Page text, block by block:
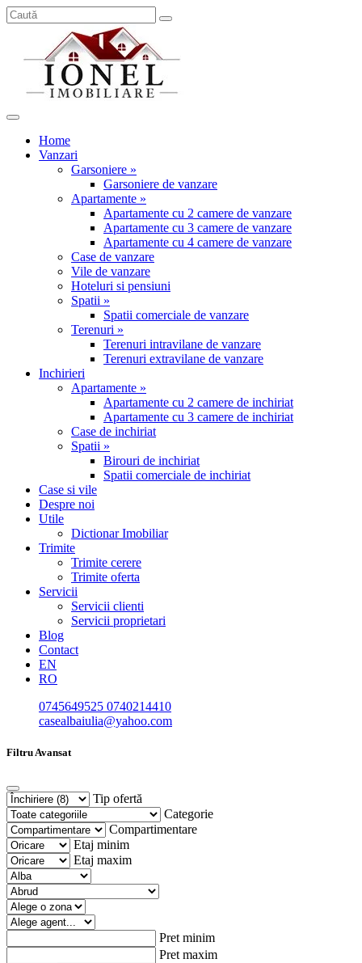
Home
Vanzari
Garsoniere »
Garsoniere de vanzare
Apartamente »
Apartamente cu 2 camere de vanzare
Apartamente cu 3 camere de vanzare
Apartamente cu 4 camere de vanzare
Case de vanzare
Vile de vanzare
Hoteluri si pensiuni
Spatii »
Spatii comerciale de vanzare
Terenuri »
Terenuri intravilane de vanzare
Terenuri extravilane de vanzare
Inchirieri
Apartamente »
Apartamente cu 2 camere de inchiriat
Apartamente cu 3 camere de inchiriat
Case de inchiriat
Spatii »
Birouri de inchiriat
Spatii comerciale de inchiriat
Case si vile
Despre noi
Utile
Dictionar Imobiliar
Trimite
Trimite cerere
Trimite oferta
Servicii
Servicii clienti
Servicii proprietari
Blog
Contact
EN
RO
0745649525 0740214410
casealbaiulia@yahoo.com
Filtru Avansat
Tip ofertă
Categorie
Compartimentare
Etaj minim
Etaj maxim
Pret minim
Pret maxim